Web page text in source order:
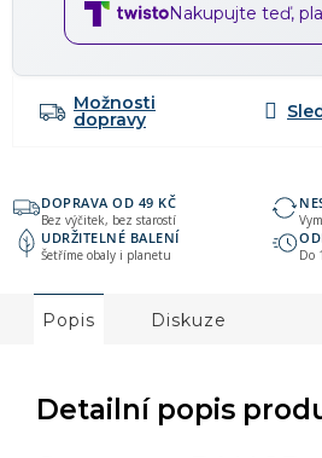
Nakupujte teď,
Možnosti
dopravy
DOPRAVA OD 49 KČ
Bez výčitek, bez starostí
UDRŽITELNÉ BALENÍ
Šetříme obaly i planetu Do
Popis Diskuze
Detailní popis